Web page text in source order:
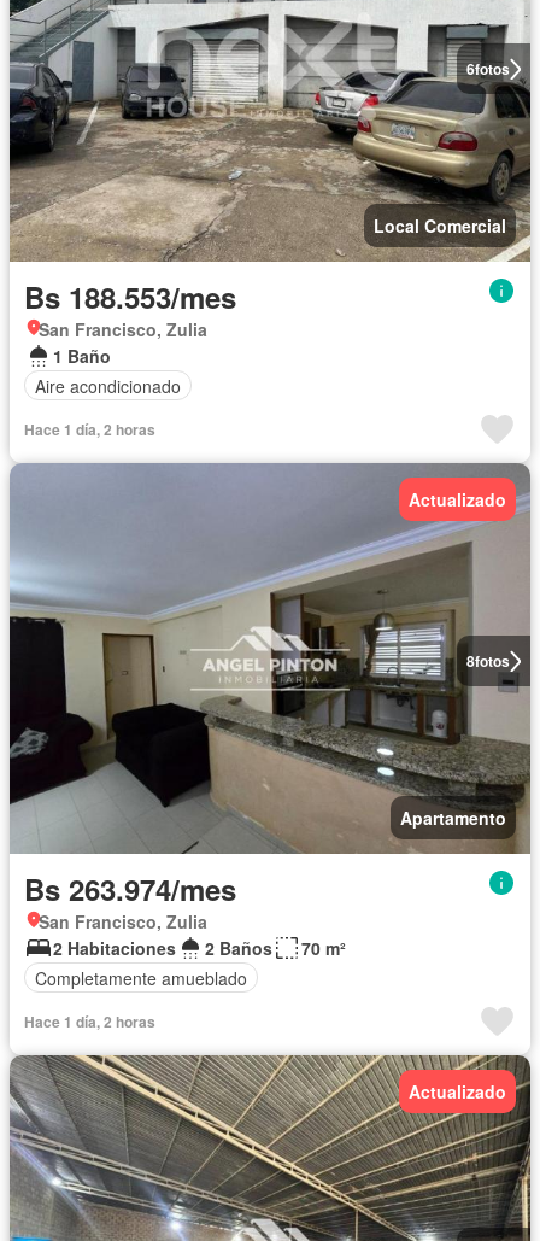
6fotos
Local Comercial
Bs 188.553/mes
San Francisco, Zulia
1 Baño
Aire acondicionado
Hace 1 día, 2 horas
8fotos
Actualizado
Apartamento
Bs 263.974/mes
San Francisco, Zulia
2 Habitaciones
2 Baños
70 m²
Completamente amueblado
Hace 1 día, 2 horas
Actualizado